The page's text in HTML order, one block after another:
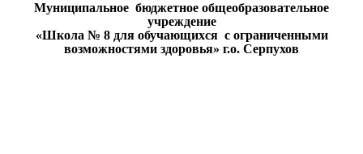
Муниципальное бюджетное общеобразовательное
учреждение
«Школа № 8 для обучающихся с ограниченными
возможностями здоровья» г.о. Серпухов